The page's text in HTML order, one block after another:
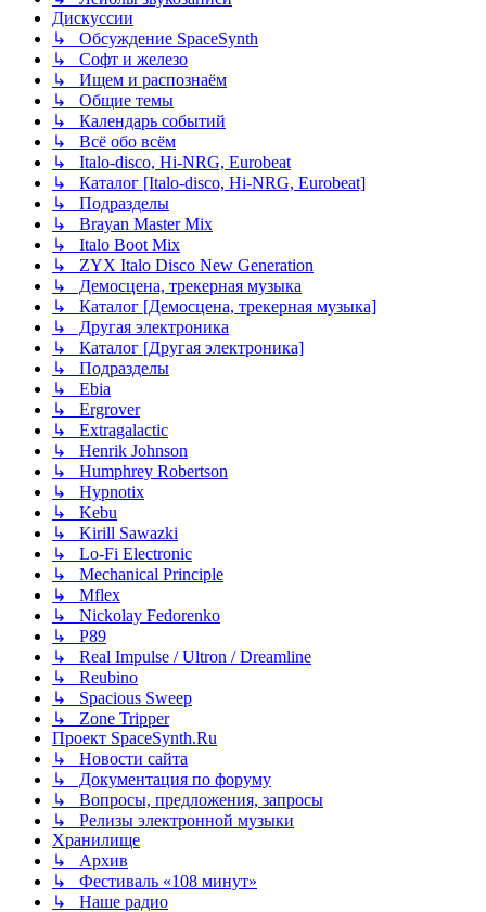
Дискуссии
↳ Обсуждение SpaceSynth
↳ Софт и железо
↳ Ищем и распознаём
↳ Общие темы
↳ Календарь событий
↳ Всё обо всём
↳ Italo-disco, Hi-NRG, Eurobeat
↳ Каталог [Italo-disco, Hi-NRG, Eurobeat]
↳ Подразделы
↳ Brayan Master Mix
↳ Italo Boot Mix
↳ ZYX Italo Disco New Generation
↳ Демосцена, трекерная музыка
↳ Каталог [Демосцена, трекерная музыка]
↳ Другая электроника
↳ Каталог [Другая электроника]
↳ Подразделы
↳ Ebia
↳ Ergrover
↳ Extragalactic
↳ Henrik Johnson
↳ Humphrey Robertson
↳ Hypnotix
↳ Kebu
↳ Kirill Sawazki
↳ Lo-Fi Electronic
↳ Mechanical Principle
↳ Mflex
↳ Nickolay Fedorenko
↳ P89
↳ Real Impulse / Ultron / Dreamline
↳ Reubino
↳ Spacious Sweep
↳ Zone Tripper
Проект SpaceSynth.Ru
↳ Новости сайта
↳ Документация по форуму
↳ Вопросы, предложения, запросы
↳ Релизы электронной музыки
Хранилище
↳ Архив
↳ Фестиваль «108 минут»
↳ Наше радио